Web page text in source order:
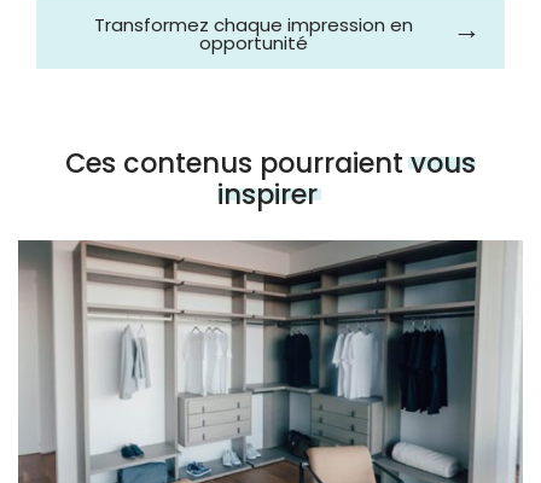
Transformez chaque impression en
opportunité
Ces contenus pourraientvous
inspirer